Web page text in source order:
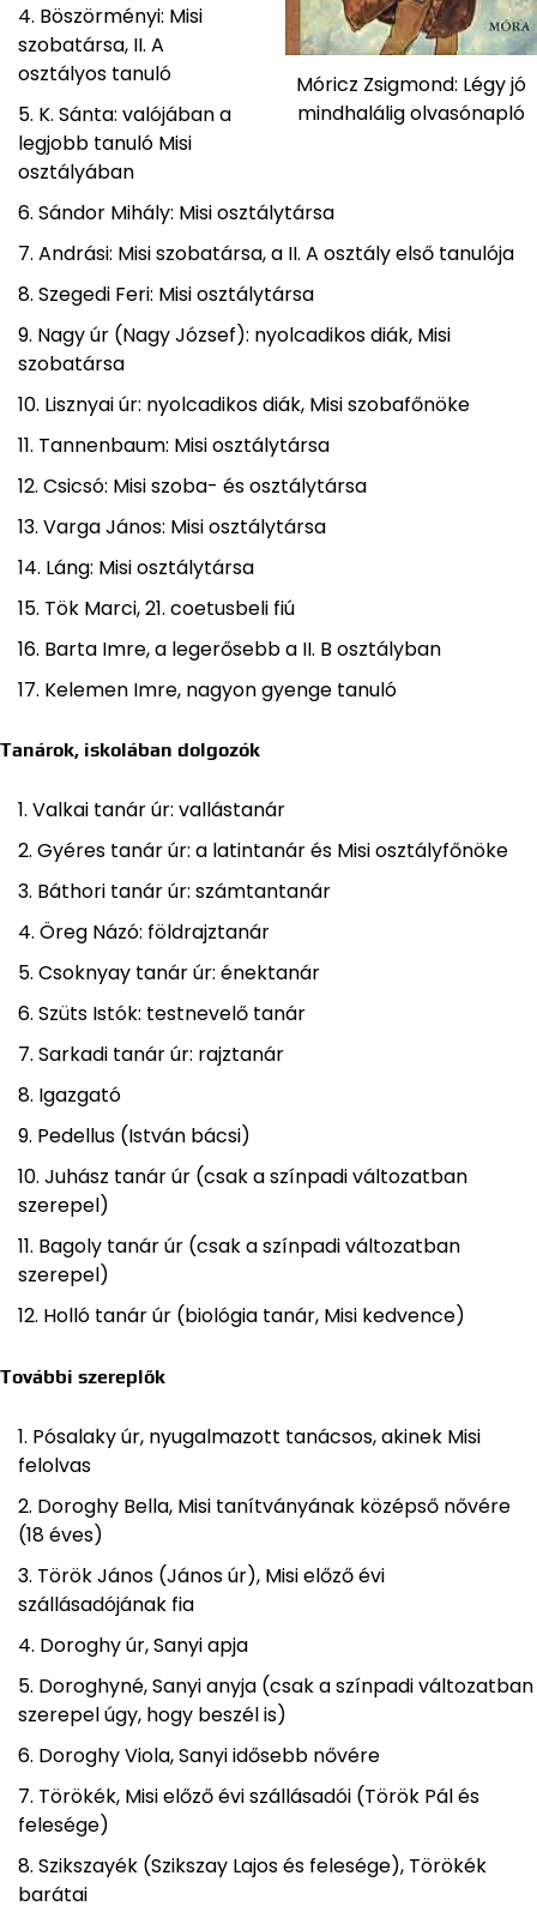
Móricz Zsigmond: Légy jó
mindhalálig olvasónapló
Böszörményi: Misi
szobatársa, II. A
osztályos tanuló
K. Sánta: valójában a
legjobb tanuló Misi
osztályában
Sándor Mihály: Misi osztálytársa
Andrási: Misi szobatársa, a II. A osztály első tanulója
Szegedi Feri: Misi osztálytársa
Nagy úr (Nagy József): nyolcadikos diák, Misi
szobatársa
Lisznyai úr: nyolcadikos diák, Misi szobafőnöke
Tannenbaum: Misi osztálytársa
Csicsó: Misi szoba- és osztálytársa
Varga János: Misi osztálytársa
Láng: Misi osztálytársa
Tök Marci, 21. coetusbeli fiú
Barta Imre, a legerősebb a II. B osztályban
Kelemen Imre, nagyon gyenge tanuló
Tanárok, iskolában dolgozók
Valkai tanár úr: vallástanár
Gyéres tanár úr: a latintanár és Misi osztályfőnöke
Báthori tanár úr: számtantanár
Öreg Názó: földrajztanár
Csoknyay tanár úr: énektanár
Szüts Istók: testnevelő tanár
Sarkadi tanár úr: rajztanár
Igazgató
Pedellus (István bácsi)
Juhász tanár úr (csak a színpadi változatban
szerepel)
Bagoly tanár úr (csak a színpadi változatban
szerepel)
Holló tanár úr (biológia tanár, Misi kedvence)
További szereplők
Pósalaky úr, nyugalmazott tanácsos, akinek Misi
felolvas
Doroghy Bella, Misi tanítványának középső nővére
(18 éves)
Török János (János úr), Misi előző évi
szállásadójának fia
Doroghy úr, Sanyi apja
Doroghyné, Sanyi anyja (csak a színpadi változatban
szerepel úgy, hogy beszél is)
Doroghy Viola, Sanyi idősebb nővére
Törökék, Misi előző évi szállásadói (Török Pál és
felesége)
Szikszayék (Szikszay Lajos és felesége), Törökék
barátai